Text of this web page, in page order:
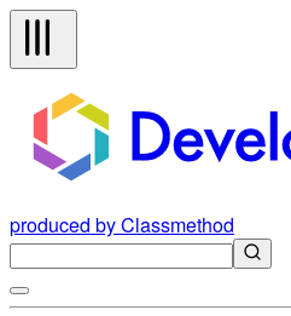
produced by Classmethod